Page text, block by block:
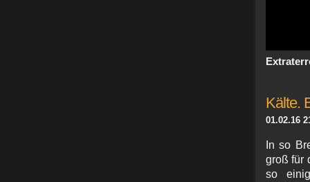
Kälte.
01.02.16
In so
groß für
so